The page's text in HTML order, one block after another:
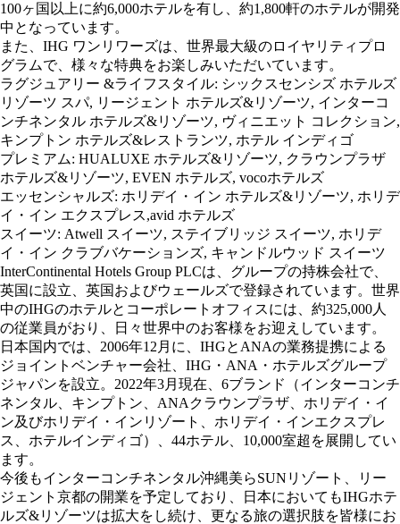
100ヶ国以上に約6,000ホテルを有し、約1,800軒のホテルが開発
中となっています。
また、IHG ワンリワーズは、世界最大級のロイヤリティプロ
グラムで、様々な特典をお楽しみいただいています。
ラグジュアリー &ライフスタイル: シックスセンシズ ホテルズ
リゾーツ スパ, リージェント ホテルズ&リゾーツ, インターコ
ンチネンタル ホテルズ&リゾーツ, ヴィニエット コレクション,
キンプトン ホテルズ&レストランツ, ホテル インディゴ
プレミアム: HUALUXE ホテルズ&リゾーツ, クラウンプラザ
ホテルズ&リゾーツ, EVEN ホテルズ, vocoホテルズ
エッセンシャルズ: ホリデイ・イン ホテルズ&リゾーツ, ホリデ
イ・イン エクスプレス,avid ホテルズ
スイーツ: Atwell スイーツ, ステイブリッジ スイーツ, ホリデ
イ・イン クラブバケーションズ, キャンドルウッド スイーツ
InterContinental Hotels Group PLCは、グループの持株会社で、
英国に設立、英国およびウェールズで登録されています。世界
中のIHGのホテルとコーポレートオフィスには、約325,000人
の従業員がおり、日々世界中のお客様をお迎えしています。
日本国内では、2006年12月に、IHGとANAの業務提携による
ジョイントベンチャー会社、IHG・ANA・ホテルズグループ
ジャパンを設立。2022年3月現在、6ブランド（インターコンチ
ネンタル、キンプトン、ANAクラウンプラザ、ホリデイ・イ
ン及びホリデイ・インリゾート、ホリデイ・インエクスプレ
ス、ホテルインディゴ）、44ホテル、10,000室超を展開してい
ます。
今後もインターコンチネンタル沖縄美らSUNリゾート、リー
ジェント京都の開業を予定しており、日本においてもIHGホテ
ルズ&リゾーツは拡大をし続け、更なる旅の選択肢を皆様にお